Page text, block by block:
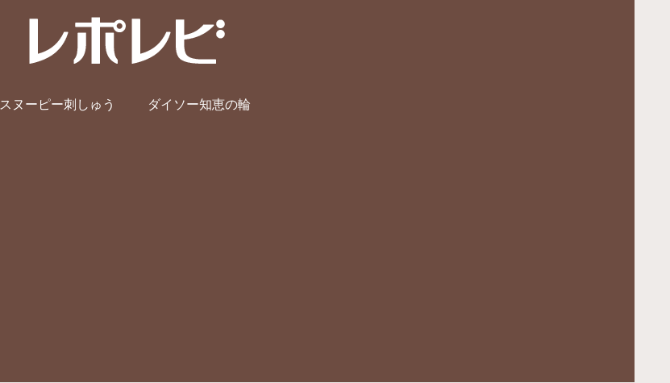
スヌーピー刺しゅう ダイソー知恵の輪